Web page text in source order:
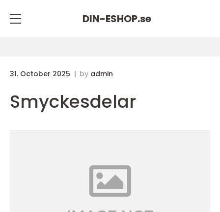
DIN-ESHOP.se
31. October 2025 by admin
Smyckesdelar